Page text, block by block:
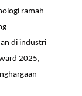
ramah
di industri
2025,